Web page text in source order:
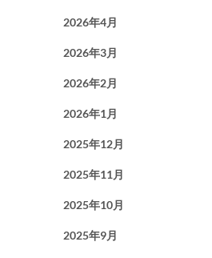
2026年4月
2026年3月
2026年2月
2026年1月
2025年12月
2025年11月
2025年10月
2025年9月